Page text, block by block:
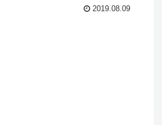
2019.08.09